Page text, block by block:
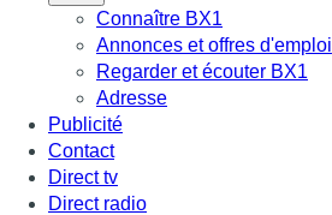
Connaître BX1
Annonces et offres d'emploi
Regarder et écouter BX1
Adresse
Publicité
Contact
Direct tv
Direct radio